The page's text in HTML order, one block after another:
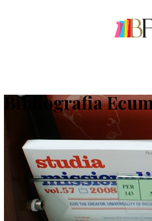
Bibliografia